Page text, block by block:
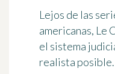
Lejos de las
americanas,
el sistema
realista posible.